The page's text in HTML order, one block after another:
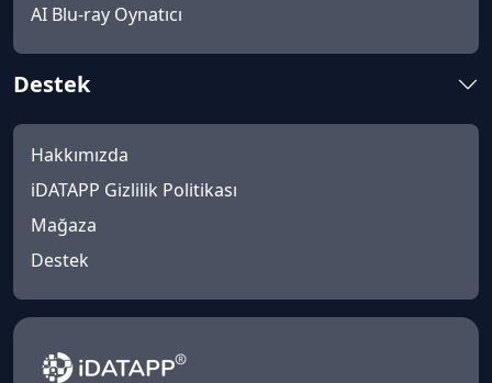
AI Blu-ray Oynatıcı
Destek
Hakkımızda
iDATAPP Gizlilik Politikası
Mağaza
Destek